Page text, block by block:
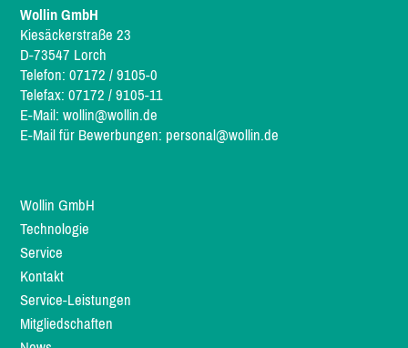
Wollin GmbH
Kiesäckerstraße 23
D-73547 Lorch
Telefon: 07172 / 9105-0
Telefax: 07172 / 9105-11
E-Mail:wollin@wollin.de
E-Mail für Bewerbungen:personal@wollin.de
Wollin GmbH
Technologie
Service
Kontakt
Service-Leistungen
Mitgliedschaften